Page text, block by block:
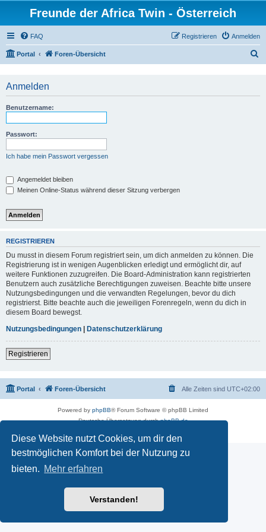
Diese Website nutzt Cookies, um dir den
bestmöglichen Komfort bei der Nutzung zu
bieten. Mehr erfahren
Verstanden!
Freunde der Africa Twin - Österreich
FAQ Anmelden
Registrieren
Portal Foren-Übersicht
h
Anmelden
Benutzername:
Passwort:
Ich habe mein Passwort vergessen
Angemeldet bleiben
Meinen Online-Status während dieser Sitzung verbergen
REGISTRIEREN
Du musst in diesem Forum registriert sein, um dich anmelden zu können. Die
Registrierung ist in wenigen Augenblicken erledigt und ermöglicht dir, auf
weitere Funktionen zuzugreifen. Die Board-Administration kann registrierten
Benutzern auch zusätzliche Berechtigungen zuweisen. Beachte bitte unsere
Nutzungsbedingungen und die verwandten Regelungen, bevor du dich
registrierst. Bitte beachte auch die jeweiligen Forenregeln, wenn du dich in
diesem Board bewegst.
Nutzungsbedingungen | Datenschutzerklärung
Registrieren
Portal Foren-Übersicht Alle Zeiten sind UTC+02:00
Powered by phpBB® Forum Software © phpBB Limited
Deutsche Übersetzung durchphpBB.de